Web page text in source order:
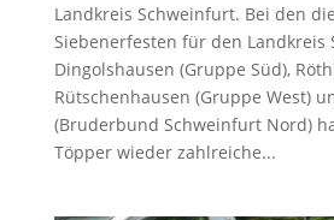
Landkreis Schweinfurt. Bei den
Siebenerfesten für den Landkreis
Dingolshausen (Gruppe Süd),
Rütschenhausen (Gruppe West)
(Bruderbund Schweinfurt Nord)
Töpper wieder zahlreiche...